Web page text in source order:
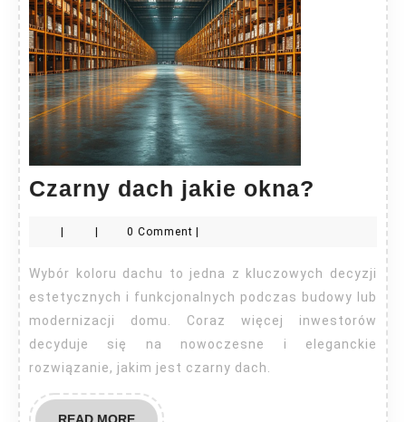
Czarny dach jakie okna? Czarny
okna?
0 Comment
Wybór koloru dachu to jedna z kluczowych decyzji
estetycznych i funkcjonalnych podczas budowy lub
modernizacji domu. Coraz więcej inwestorów
decyduje się na nowoczesne i eleganckie
rozwiązanie, jakim jest czarny dach.
READ